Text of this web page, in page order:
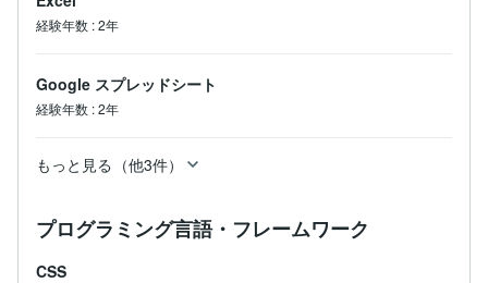
経験年数 :2年
Google スプレッドシート
経験年数 :2年
もっと見る（他3件）
プログラミング言語・フレームワーク
CSS